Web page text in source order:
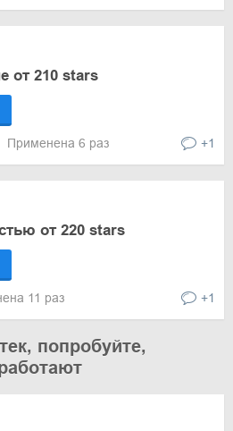
от 210 stars
Применена 6 раз +1
от 220 stars
11 раз +1
попробуйте,